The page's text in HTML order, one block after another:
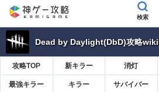
Dead by Daylight(DbD)攻略wiki
攻略TOP 新キラー 消灯
最強キラー キラー サバイバー